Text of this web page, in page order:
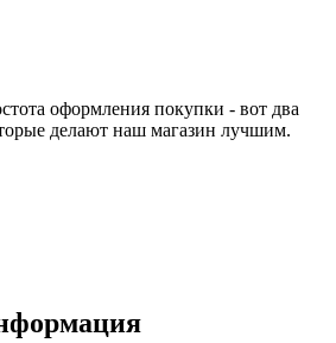
оформления покупки - вот два
делают наш магазин лучшим.